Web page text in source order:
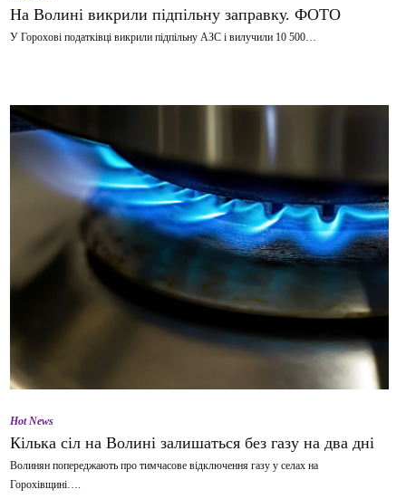
На Волині викрили підпільну заправку. ФОТО
У Горохові податківці викрили підпільну АЗС і вилучили 10 500…
Hot News
Кілька сіл на Волині залишаться без газу на два дні
Волинян попереджають про тимчасове відключення газу у селах на
Горохівщині….